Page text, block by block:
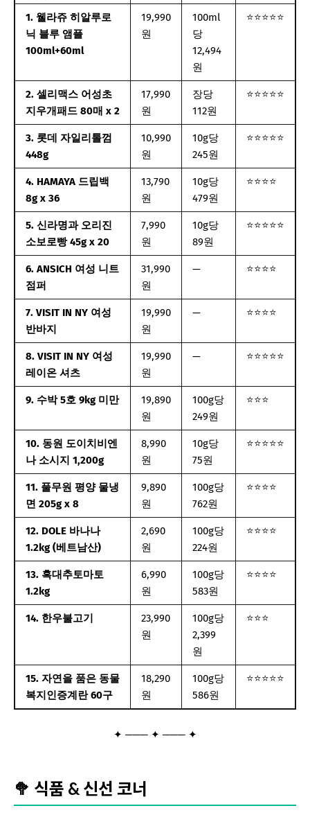
1. 웰라쥬 히알루로
닉 블루 앰플
100ml+60ml
19,990
원
100ml
당
12,494
원
⭐⭐⭐⭐⭐
2. 셀리맥스 어성초
지우개패드 80매 x 2
17,990
원
장당
112원
⭐⭐⭐⭐⭐
3. 롯데 자일리톨껌
448g
10,990
원
10g당
245원
⭐⭐⭐⭐⭐
4. HAMAYA 드립백
8g x 36
13,790
원
10g당
479원
⭐⭐⭐⭐
5. 신라명과 오리진
소보로빵 45g x 20
7,990
원
10g당
89원
⭐⭐⭐⭐⭐
6. ANSICH 여성 니트
점퍼
31,990
원
— ⭐⭐⭐⭐
7. VISIT IN NY 여성
반바지
19,990
원
— ⭐⭐⭐⭐
8. VISIT IN NY 여성
레이온 셔츠
19,990
원
— ⭐⭐⭐⭐⭐
9. 수박 5호 9kg 미만
19,890
원
100g당
249원
⭐⭐⭐
10. 동원 도이치비엔
나 소시지 1,200g
8,990
원
10g당
75원
⭐⭐⭐⭐⭐
11. 풀무원 평양 물냉
면 205g x 8
9,890
원
100g당
762원
⭐⭐⭐⭐
12. DOLE 바나나
1.2kg (베트남산)
2,690
원
100g당
224원
⭐⭐⭐⭐
13. 흑대추토마토
1.2kg
6,990
원
100g당
583원
⭐⭐⭐⭐
14. 한우불고기
23,990
원
100g당
2,399
원
⭐⭐⭐
15. 자연을 품은 동물
복지인증계란 60구
18,290
원
100g당
586원
⭐⭐⭐⭐⭐
✦ ─── ✦ ─── ✦
🥦 식품 & 신선 코너